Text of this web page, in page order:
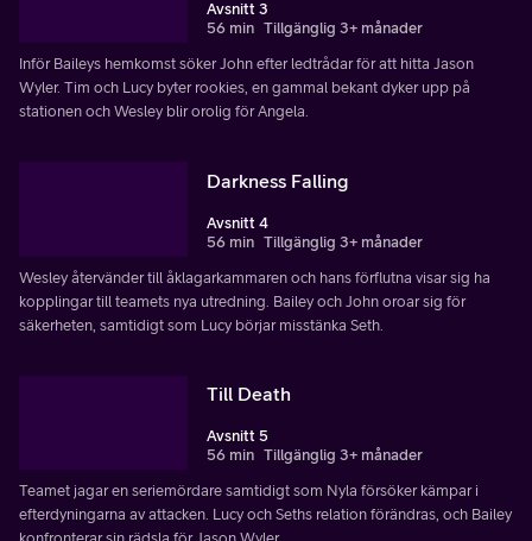
Avsnitt 3
56 min Tillgänglig 3+ månader
Inför Baileys hemkomst söker John efter ledtrådar för att hitta Jason
Wyler. Tim och Lucy byter rookies, en gammal bekant dyker upp på
stationen och Wesley blir orolig för Angela.
Darkness Falling
Avsnitt 4
56 min Tillgänglig 3+ månader
Wesley återvänder till åklagarkammaren och hans förflutna visar sig ha
kopplingar till teamets nya utredning. Bailey och John oroar sig för
säkerheten, samtidigt som Lucy börjar misstänka Seth.
Till Death
Avsnitt 5
56 min Tillgänglig 3+ månader
Teamet jagar en seriemördare samtidigt som Nyla försöker kämpar i
efterdyningarna av attacken. Lucy och Seths relation förändras, och Bailey